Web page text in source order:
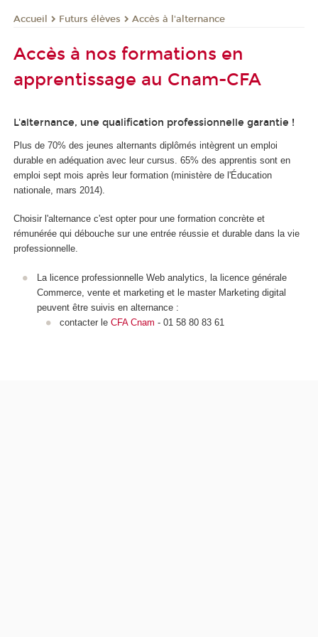
Accueil Futurs élèves Accès à l'alternance
Accès à nos formations en
apprentissage au Cnam-CFA
L'alternance, une qualification professionnelle garantie !
Plus de 70% des jeunes alternants diplômés intègrent un emploi
durable en adéquation avec leur cursus. 65% des apprentis sont en
emploi sept mois après leur formation (ministère de l'Éducation
nationale, mars 2014).
Choisir l'alternance c'est opter pour une formation concrète et
rémunérée qui débouche sur une entrée réussie et durable dans la vie
professionnelle.
La licence professionnelle Web analytics, la licence générale
Commerce, vente et marketing et le master Marketing digital
peuvent être suivis en alternance :
contacter le CFA Cnam - 01 58 80 83 61